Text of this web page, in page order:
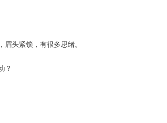
头紧锁，有很多思绪。
？